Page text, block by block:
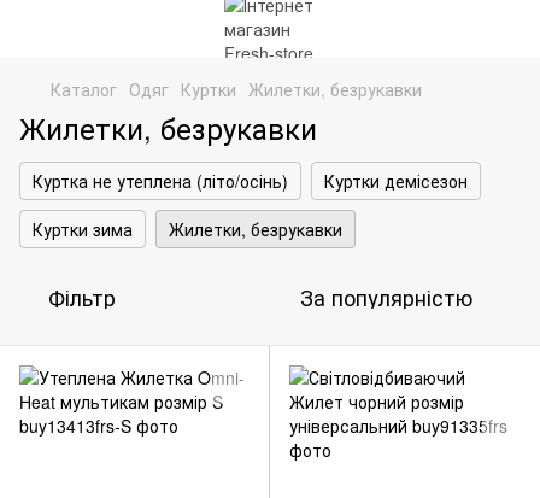
Каталог Одяг Куртки Жилетки, безрукавки
Жилетки, безрукавки
Куртка не утеплена (літо/осінь)
Куртки демісезон
Куртки зима
Жилетки, безрукавки
Фільтр За популярністю